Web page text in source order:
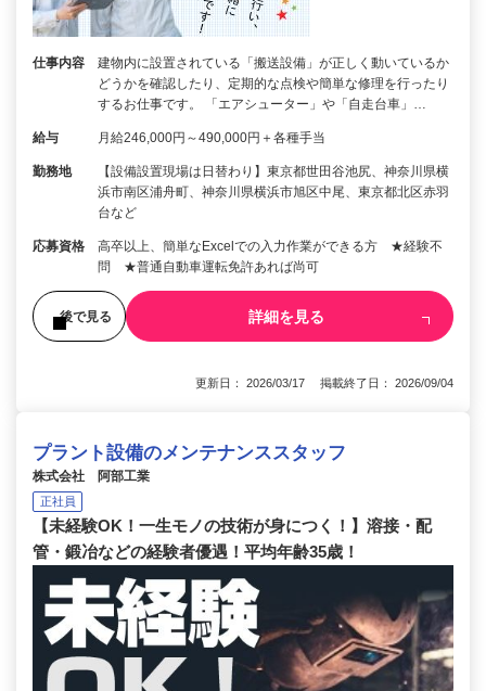
仕事内容
建物内に設置されている「搬送設備」が正しく動いているか
どうかを確認したり、定期的な点検や簡単な修理を行ったり
するお仕事です。 「エアシューター」や「自走台車」…
給与 月給246,000円～490,000円＋各種手当
勤務地
【設備設置現場は日替わり】東京都世田谷池尻、神奈川県横
浜市南区浦舟町、神奈川県横浜市旭区中尾、東京都北区赤羽
台など
応募資格
高卒以上、簡単なExcelでの入力作業ができる方 ★経験不
問 ★普通自動車運転免許あれば尚可
後で見る 詳細を見る
更新日： 2026/03/17 掲載終了日： 2026/09/04
プラント設備のメンテナンススタッフ
株式会社 阿部工業
正社員
【未経験OK！一生モノの技術が身につく！】溶接・配
管・鍛冶などの経験者優遇！平均年齢35歳！